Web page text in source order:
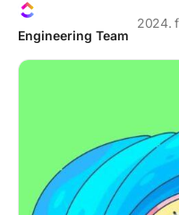
Engineering Team
2024.